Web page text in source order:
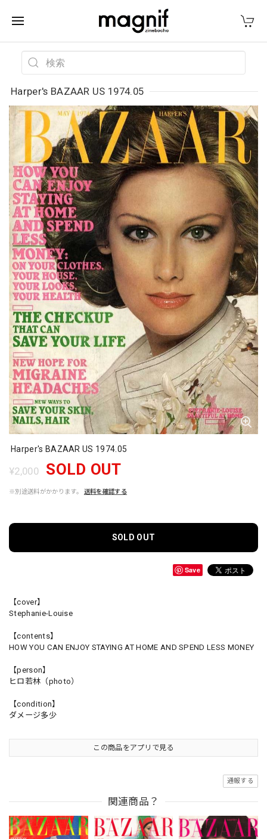
Harper's BAZAAR US 1974.05
Harper's BAZAAR US 1974.05
¥2,000 SOLD OUT
※別途送料がかかります。 送料を確認する
SOLD OUT
Save
【cover】
Stephanie-Louise
【contents】
HOW YOU CAN ENJOY STAYING AT HOME AND SPEND LESS MONEY
【person】
ヒロ若林（photo）
【condition】
ダメージ多少
この商品をアプリで見る
通報する
関連商品？